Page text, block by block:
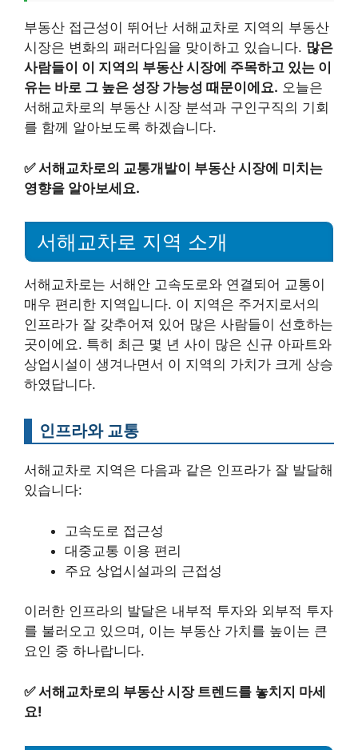
부동산 접근성이 뛰어난 서해교차로 지역의 부동산
시장은 변화의 패러다임을 맞이하고 있습니다. 많은
사람들이 이 지역의 부동산 시장에 주목하고 있는 이
유는 바로 그 높은 성장 가능성 때문이에요. 오늘은
서해교차로의 부동산 시장 분석과 구인구직의 기회
를 함께 알아보도록 하겠습니다.
✅서해교차로의 교통개발이 부동산 시장에 미치는
영향을 알아보세요.
서해교차로 지역 소개
서해교차로는 서해안 고속도로와 연결되어 교통이
매우 편리한 지역입니다. 이 지역은 주거지로서의
인프라가 잘 갖추어져 있어 많은 사람들이 선호하는
곳이에요. 특히 최근 몇 년 사이 많은 신규 아파트와
상업시설이 생겨나면서 이 지역의 가치가 크게 상승
하였답니다.
인프라와 교통
서해교차로 지역은 다음과 같은 인프라가 잘 발달해
있습니다:
고속도로 접근성
대중교통 이용 편리
주요 상업시설과의 근접성
이러한 인프라의 발달은 내부적 투자와 외부적 투자
를 불러오고 있으며, 이는 부동산 가치를 높이는 큰
요인 중 하나랍니다.
✅서해교차로의 부동산 시장 트렌드를 놓치지 마세
요!